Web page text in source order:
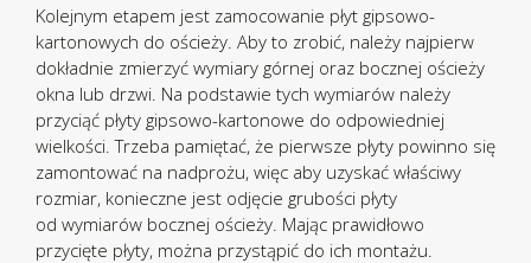
Kolejnym etapem jest zamocowanie płyt gipsowo-
kartonowych do ościeży. Aby to zrobić, należy najpierw
dokładnie zmierzyć wymiary górnej oraz bocznej ościeży
okna lub drzwi. Na podstawie tych wymiarów należy
przyciąć płyty gipsowo-kartonowe do odpowiedniej
wielkości. Trzeba pamiętać, że pierwsze płyty powinno się
zamontować na nadprożu, więc aby uzyskać właściwy
rozmiar, konieczne jest odjęcie grubości płyty
od wymiarów bocznej ościeży. Mając prawidłowo
przycięte płyty, można przystąpić do ich montażu.